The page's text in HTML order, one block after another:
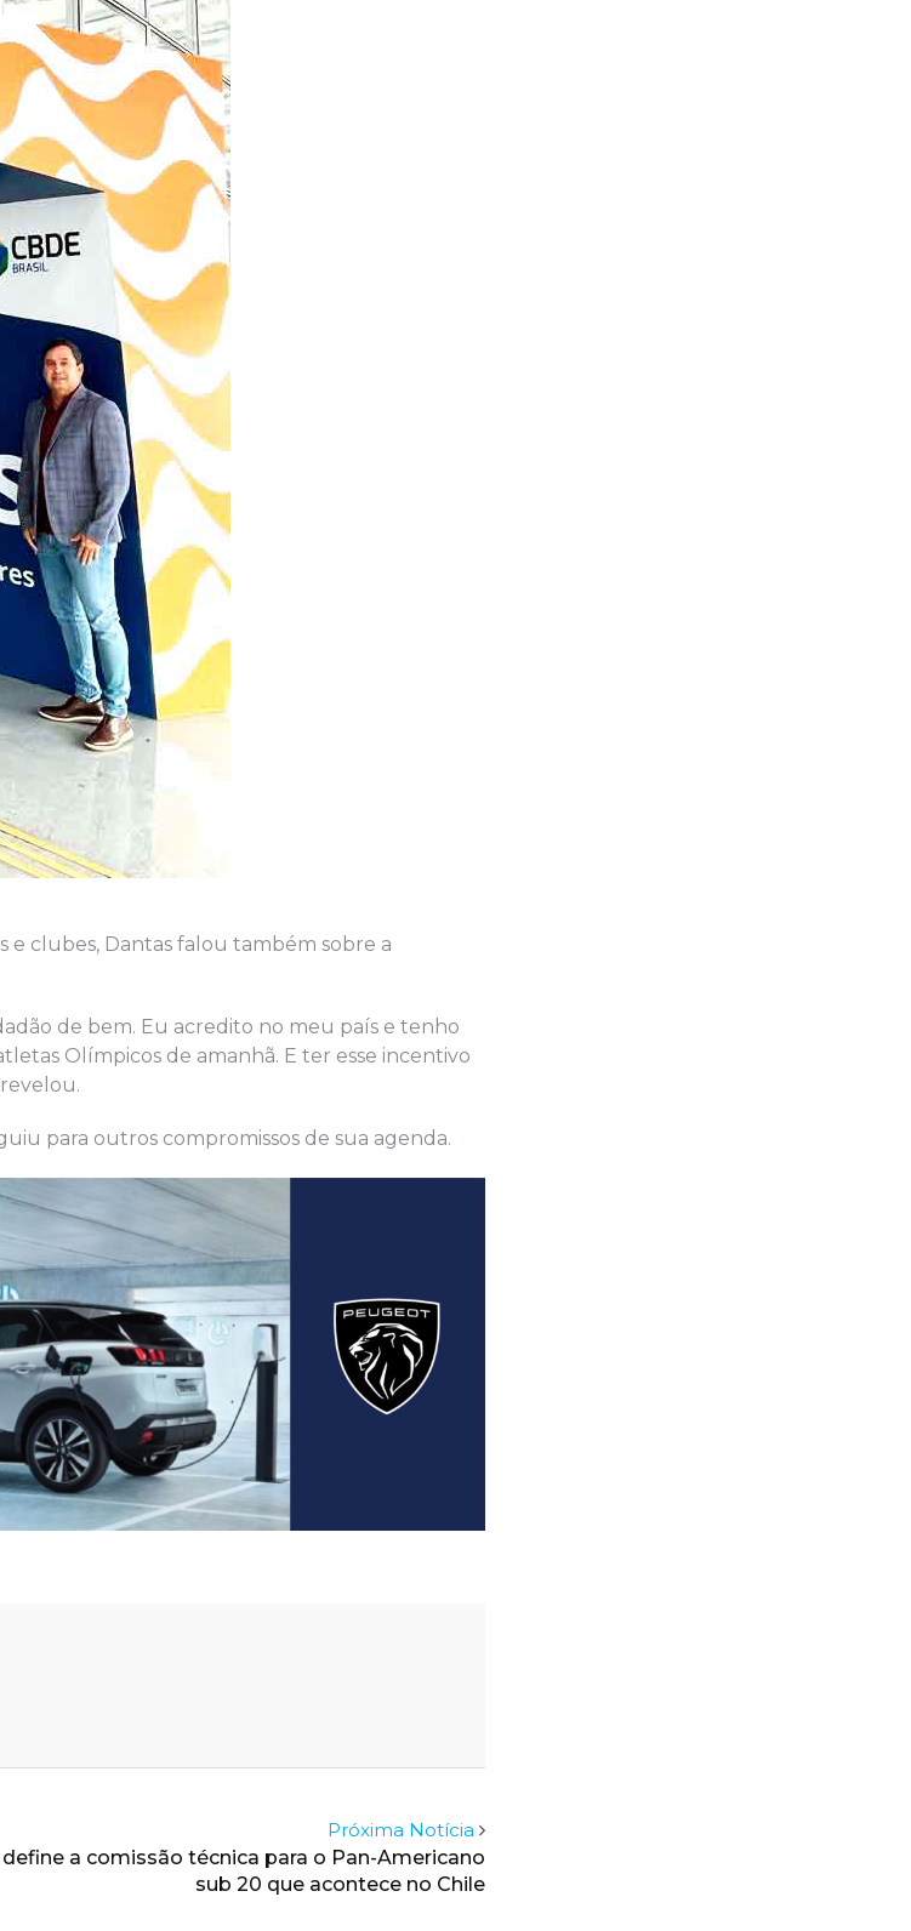
e clubes, Dantas falou também sobre a
de bem. Eu acredito no meu país e tenho
Olímpicos de amanhã. E ter esse incentivo
para outros compromissos de sua agenda.
Próxima Notícia
a comissão técnica para o Pan-Americano
sub 20 que acontece no Chile